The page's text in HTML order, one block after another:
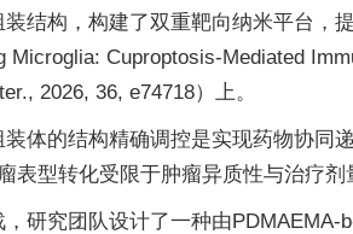
结构，构建了双重靶向纳米平台，
Microglia: Cuproptosis-Mediated
2026, 36, e74718）上。
体的结构精确调控是实现药物协同
表型转化受限于肿瘤异质性与治疗剂
研究团队设计了一种由